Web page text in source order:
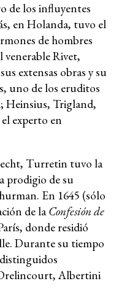
de los influyentes
en Holanda, tuvo el
de hombres
venerable Rivet,
extensas obras y su
uno de los eruditos
Heinsius, Trigland,
experto en
Turretin tuvo la
prodigio de su
En 1645 (sólo
de la Confesión de
donde residió
Durante su tiempo
Albertini